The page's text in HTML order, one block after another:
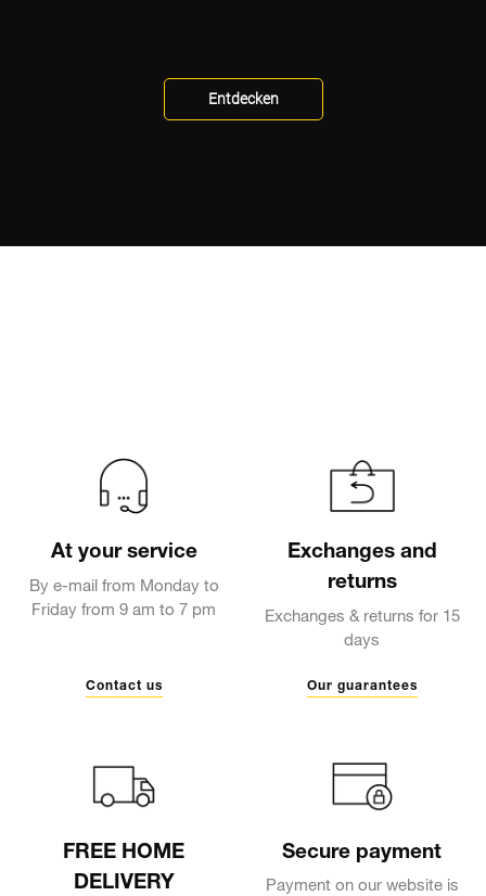
Entdecken
At your service
By e-mail from Monday to
Friday from 9 am to 7 pm
Contact us
Exchanges and
returns
Exchanges & returns for 15
days
Our guarantees
FREE HOME
DELIVERY
Secure payment
Payment on our website is